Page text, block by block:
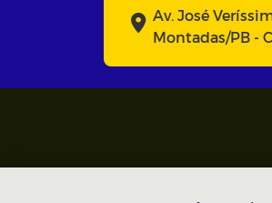
Av. José
Montadas/PB -